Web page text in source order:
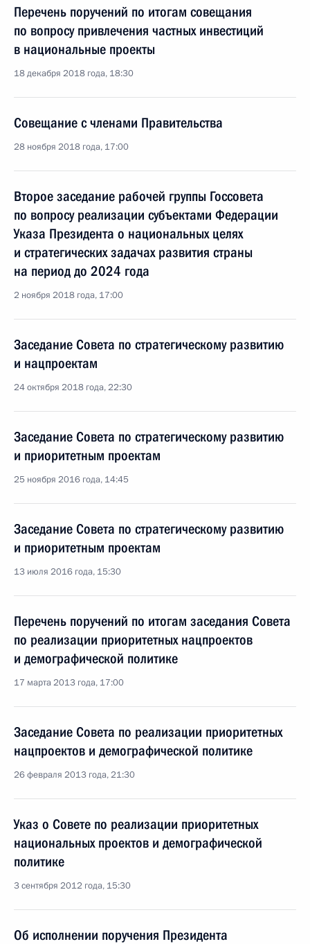
Перечень поручений по итогам совещания
по вопросу привлечения частных инвестиций
в национальные проекты
18 декабря 2018 года, 18:30
Совещание с членами Правительства
28 ноября 2018 года, 17:00
Второе заседание рабочей группы Госсовета
по вопросу реализации субъектами Федерации
Указа Президента о национальных целях
и стратегических задачах развития страны
на период до 2024 года
2 ноября 2018 года, 17:00
Заседание Совета по стратегическому развитию
и нацпроектам
24 октября 2018 года, 22:30
Заседание Совета по стратегическому развитию
и приоритетным проектам
25 ноября 2016 года, 14:45
Заседание Совета по стратегическому развитию
и приоритетным проектам
13 июля 2016 года, 15:30
Перечень поручений по итогам заседания Совета
по реализации приоритетных нацпроектов
и демографической политике
17 марта 2013 года, 17:00
Заседание Совета по реализации приоритетных
нацпроектов и демографической политике
26 февраля 2013 года, 21:30
Указ о Совете по реализации приоритетных
национальных проектов и демографической
политике
3 сентября 2012 года, 15:30
Об исполнении поручения Президента